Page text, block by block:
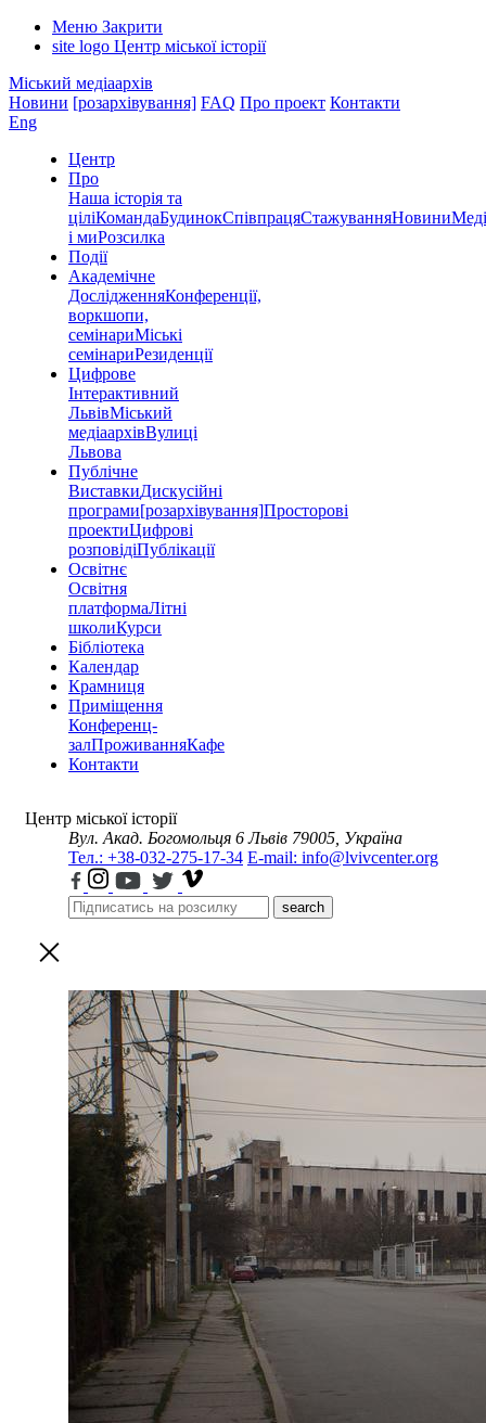
Меню Закрити
site logo Центр міської історії
Міський медіаархів
Новини [розархівування] FAQ Про проект Контакти
Eng
Центр
Про
Наша історія та
ціліКомандаБудинокСпівпрацяСтажуванняНовини
і миРозсилка
Події
Академічне
ДослідженняКонференції,
воркшопи,
семінариМіські
семінариРезиденції
Цифрове
Інтерактивний
ЛьвівМіський
медіаархівВулиці
Львова
Публічне
ВиставкиДискусійні
програми[розархівування]Просторові
проектиЦифрові
розповідіПублікації
Освітнє
Освітня
платформаЛітні
школиКурси
Бібліотека
Календар
Крамниця
Приміщення
Конференц-
залПроживанняКафе
Контакти
Центр міської історії
Вул. Акад. Богомольця 6 Львів 79005, Україна
Тел.: +38-032-275-17-34 E-mail: info@lvivcenter.org
search